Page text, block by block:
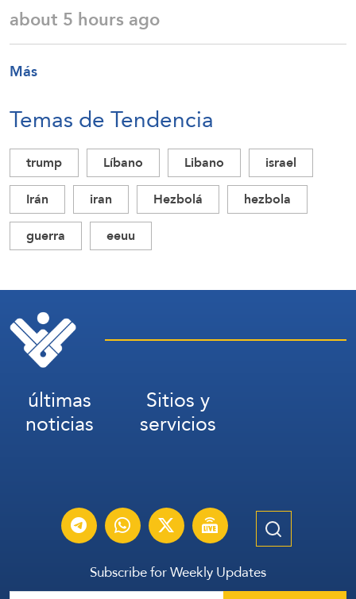
about 5 hours ago
Más
Temas de Tendencia
trump Líbano Libano
israel
Irán
iran Hezbolá
hezbola
guerra
eeuu
últimas
noticias
Sitios y
servicios
Subscribe for Weekly Updates